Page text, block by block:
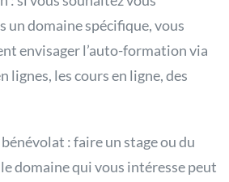
un domaine spécifique, vous
envisager l’auto-formation via
lignes, les cours en ligne, des
bénévolat : faire un stage ou du
domaine qui vous intéresse peut